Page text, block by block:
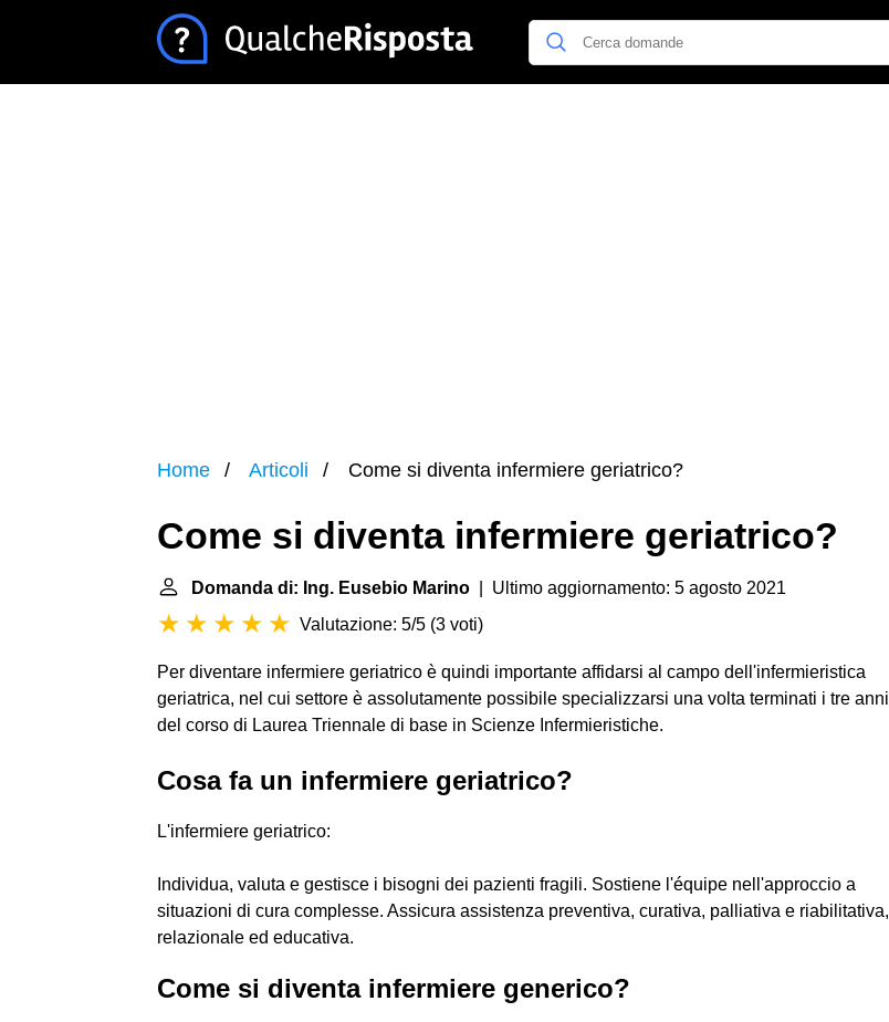
Home Articoli Come si diventa infermiere geriatrico?
Come si diventa infermiere geriatrico?
Domanda di: Ing. Eusebio Marino | Ultimo aggiornamento: 5 agosto 2021
Valutazione: 5/5 (3 voti)
Per diventare infermiere geriatrico è quindi importante affidarsi al campo dell'infermieristica
geriatrica, nel cui settore è assolutamente possibile specializzarsi una volta terminati i tre anni
del corso di Laurea Triennale di base in Scienze Infermieristiche.
Cosa fa un infermiere geriatrico?
L'infermiere geriatrico:
Individua, valuta e gestisce i bisogni dei pazienti fragili. Sostiene l'équipe nell'approccio a
situazioni di cura complesse. Assicura assistenza preventiva, curativa, palliativa e riabilitativa,
relazionale ed educativa.
Come si diventa infermiere generico?